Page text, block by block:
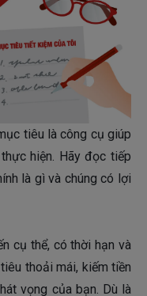
tiêu là công cụ giúp
hiện. Hãy đọc tiếp
là gì và chúng có lợi
cụ thể, có thời hạn và
thoải mái, kiếm tiền
vọng của bạn. Dù là